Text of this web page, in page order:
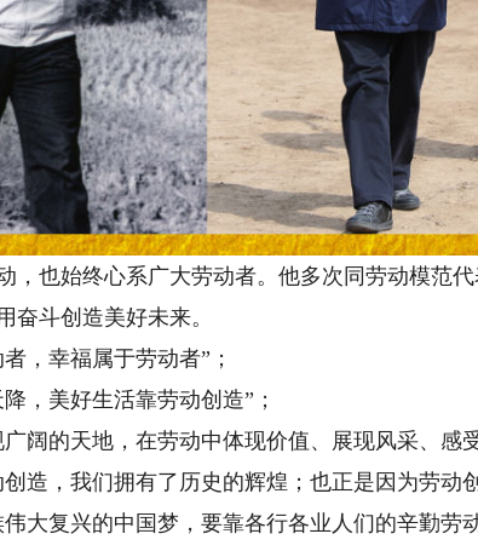
也始终心系广大劳动者。他多次同劳动模范代
奋斗创造美好未来。
幸福属于劳动者”；
美好生活靠劳动创造”；
的天地，在劳动中体现价值、展现风采、感受
，我们拥有了历史的辉煌；也正是因为劳动创
复兴的中国梦，要靠各行各业人们的辛勤劳动